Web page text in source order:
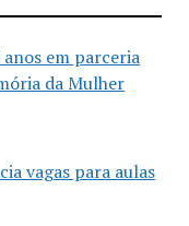
em parceria
da Mulher
vagas para aulas